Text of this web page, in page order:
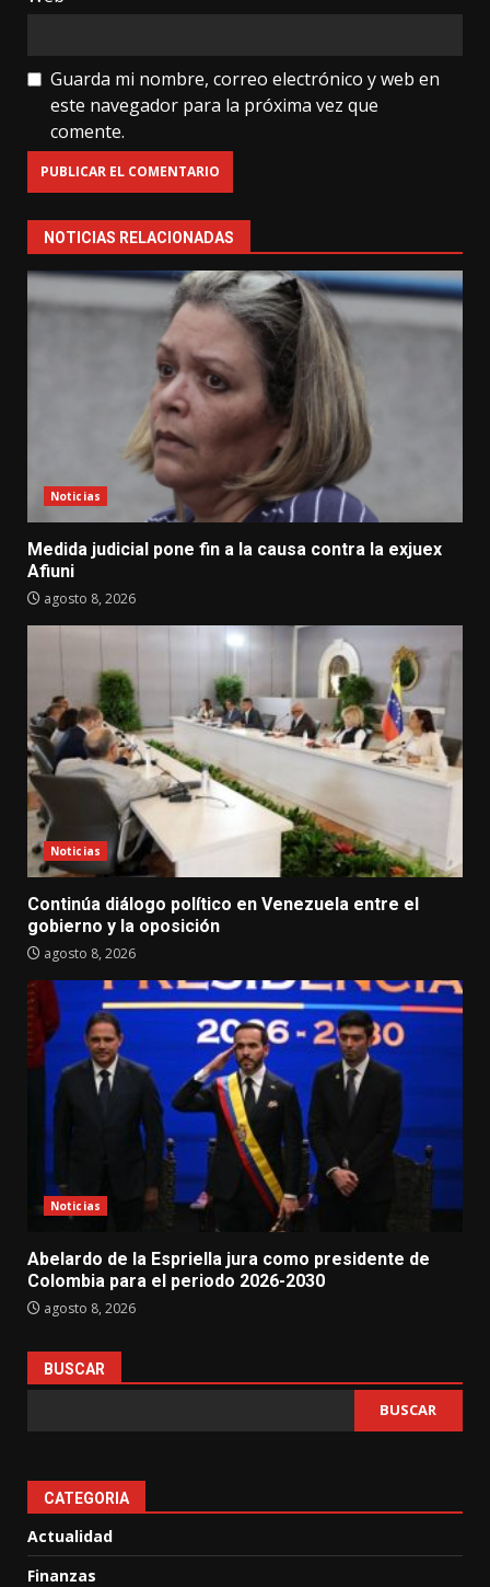
Guarda mi nombre, correo electrónico y web en
este navegador para la próxima vez que
comente.
NOTICIAS RELACIONADAS
Noticias
Medida judicial pone fin a la causa contra la exjuex
Afiuni
agosto 8, 2026
Noticias
Continúa diálogo político en Venezuela entre el
gobierno y la oposición
agosto 8, 2026
Noticias
Abelardo de la Espriella jura como presidente de
Colombia para el periodo 2026-2030
agosto 8, 2026
BUSCAR
BUSCAR
CATEGORIA
Actualidad
Finanzas